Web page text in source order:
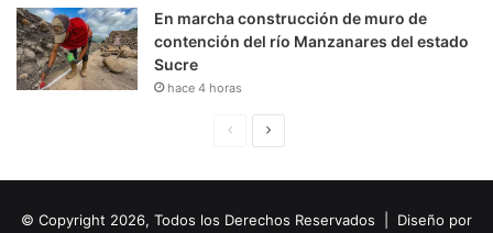
En marcha construcción de muro de
contención del río Manzanares del estado
Sucre
hace 4 horas
i
u
© Copyright 2026, Todos los Derechos Reservados | Diseño por